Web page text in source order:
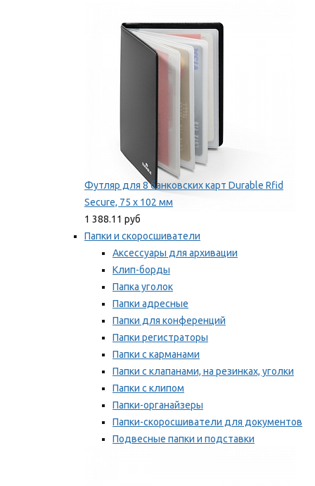
Мы рекомендуем
Футляр для 8 банковских карт Durable Rfid
Secure, 75 х 102 мм
1 388.11 руб
Папки и скоросшиватели
Аксессуары для архивации
Клип-борды
Папка уголок
Папки адресные
Папки для конференций
Папки регистраторы
Папки с карманами
Папки с клапанами, на резинках, уголки
Папки с клипом
Папки-органайзеры
Папки-скоросшиватели для документов
Подвесные папки и подставки